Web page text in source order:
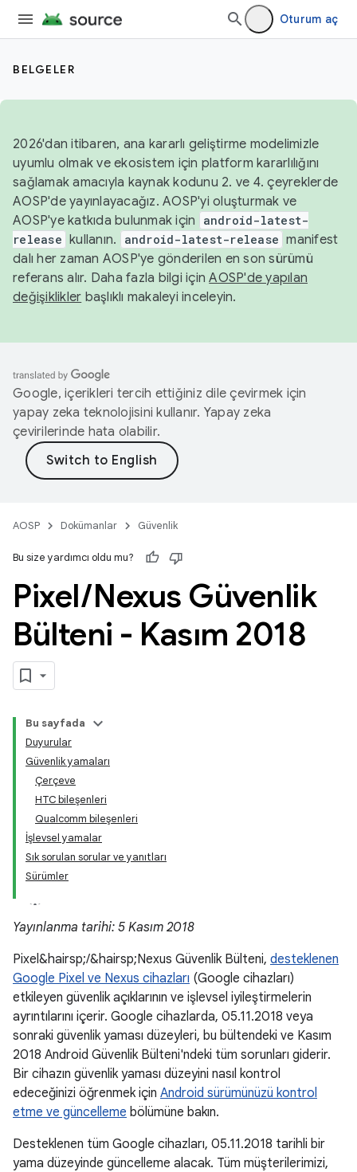
Oturum aç
BELGELER
2026'dan itibaren, ana kararlı geliştirme modelimizle
uyumlu olmak ve ekosistem için platform kararlılığını
sağlamak amacıyla kaynak kodunu 2. ve 4. çeyreklerde
AOSP'de yayınlayacağız. AOSP'yi oluşturmak ve
AOSP'ye katkıda bulunmak için
android-latest-
release kullanın. android-latest-release manifest
dalı her zaman AOSP'ye gönderilen en son sürümü
referans alır. Daha fazla bilgi içinAOSP'de yapılan
değişiklikler başlıklı makaleyi inceleyin.
Google, içerikleri tercih ettiğiniz dile çevirmek için
yapay zeka teknolojisini kullanır. Yapay zeka
çevirilerinde hata olabilir.
AOSP Dokümanlar Güvenlik
Bu size yardımcı oldu mu?
Pixel/Nexus Güvenlik
Bülteni - Kasım 2018
Bu sayfada
Duyurular
Güvenlik yamaları
Çerçeve
HTC bileşenleri
Qualcomm bileşenleri
İşlevsel yamalar
Sık sorulan sorular ve yanıtları
Sürümler
Yayınlanma tarihi: 5 Kasım 2018
Pixel&hairsp;/&hairsp;Nexus Güvenlik Bülteni, desteklenen
Google Pixel ve Nexus cihazları (Google cihazları)
etkileyen güvenlik açıklarının ve işlevsel iyileştirmelerin
ayrıntılarını içerir. Google cihazlarda, 05.11.2018 veya
sonraki güvenlik yaması düzeyleri, bu bültendeki ve Kasım
2018 Android Güvenlik Bülteni'ndeki tüm sorunları giderir.
Bir cihazın güvenlik yaması düzeyini nasıl kontrol
edeceğinizi öğrenmek için Android sürümünüzü kontrol
etme ve güncelleme bölümüne bakın.
Desteklenen tüm Google cihazları, 05.11.2018 tarihli bir
yama düzeyinde güncelleme alacak. Tüm müşterilerimizi,